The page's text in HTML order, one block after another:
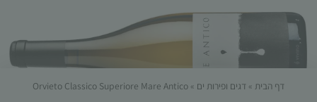
דף הבית » דגים ופירות ים »
Orvieto Classico Superiore Mare Antico